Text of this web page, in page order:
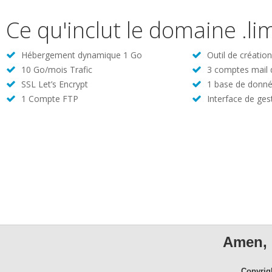
Ce qu'inclut le domaine
Hébergement dynamique 1 Go
Outil de
10 Go/mois Trafic
3 comptes mail
SSL Let’s Encrypt
1 base de
1 Compte FTP
Interface de